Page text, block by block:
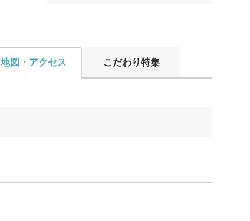
地図・アクセス こだわり特集